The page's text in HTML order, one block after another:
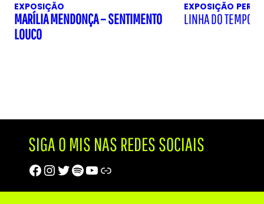
EXPOSIÇÃO
MARÍLIA MENDONÇA – SENTIMENTO
LOUCO
EXPOSIÇÃO
LINHA DO TEMPO
SIGA O MIS NAS REDES SOCIAIS
Facebook
Instagram
Twitter
Spotify
Youtube
Trip Advisor